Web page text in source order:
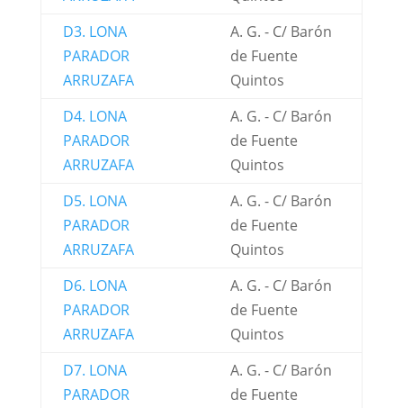
D3. LONA
PARADOR
ARRUZAFA
A. G. - C/ Barón
de Fuente
Quintos
D4. LONA
PARADOR
ARRUZAFA
A. G. - C/ Barón
de Fuente
Quintos
D5. LONA
PARADOR
ARRUZAFA
A. G. - C/ Barón
de Fuente
Quintos
D6. LONA
PARADOR
ARRUZAFA
A. G. - C/ Barón
de Fuente
Quintos
D7. LONA
PARADOR
A. G. - C/ Barón
de Fuente